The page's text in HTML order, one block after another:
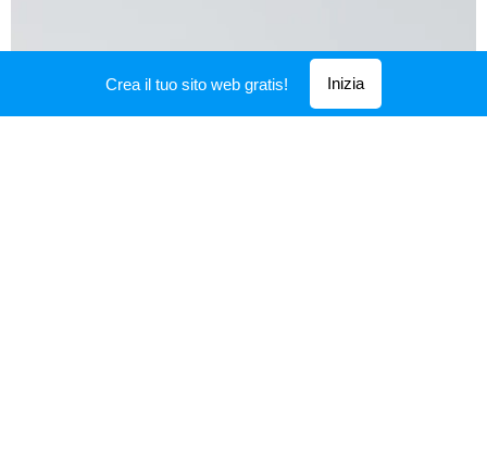
Crea il tuo sito web gratis! Inizia